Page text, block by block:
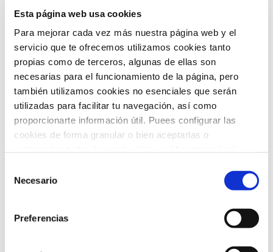
Esta página web usa cookies
Para mejorar cada vez más nuestra página web y el
servicio que te ofrecemos utilizamos cookies tanto
propias como de terceros, algunas de ellas son
necesarias para el funcionamiento de la página, pero
también utilizamos cookies no esenciales que serán
utilizadas para facilitar tu navegación, así como
proporcionarte información útil. Puees configurar las
cookies de forma granular o bien aceptarlas o
política de cookies
Necesario
Preferencias
ARCHIVO
febrero 2026 (5)
enero 2026(5)
diciembre 2025(5)
noviembre 2025
octubre 2025(8)
septiembre 2025